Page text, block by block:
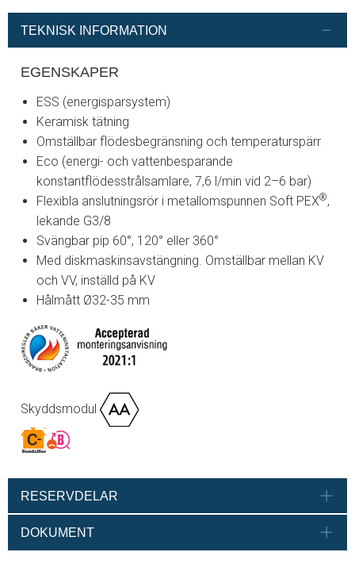
TEKNISK INFORMATION
EGENSKAPER
ESS (energisparsystem)
Keramisk tätning
Omställbar flödesbegränsning och temperaturspärr
Eco (energi- och vattenbesparande
konstantflödesstrålsamlare, 7,6 l/min vid 2–6 bar)
Flexibla anslutningsrör i metallomspunnen Soft PEX®,
lekande G3/8
Svängbar pip 60°, 120° eller 360°
Med diskmaskinsavstängning. Omställbar mellan KV
och VV, inställd på KV
Hålmått Ø32-35 mm
Skyddsmodul
RESERVDELAR
DOKUMENT